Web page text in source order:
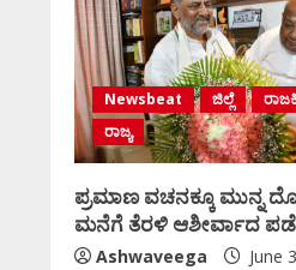
Newsbeat ಜಿಲ್ಲೆ
ರಾಜ್ಯ
ಪ್ರಮಾಣ ವಚನಕ್ಕೂ ಮುನ್ನ
ಮನೆಗೆ ತೆರಳಿ ಆಶೀರ್ವಾದ
Ashwaveega June